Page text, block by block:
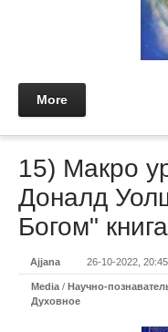
More
15) Макро
Доналд
Богом"
Ajjana 26-10-2022, 20:45
Media / Научно-
Духовное